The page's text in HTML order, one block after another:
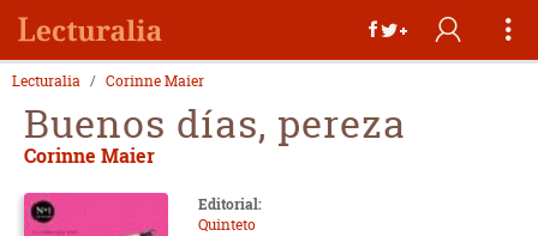
Lecturalia Corinne Maier
Buenos días, pereza
Corinne Maier
Editorial:
Quinteto